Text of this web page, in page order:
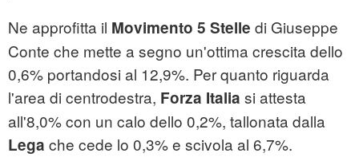
Ne approfitta il Movimento 5 Stelle di Giuseppe
Conte che mette a segno un'ottima crescita dello
0,6% portandosi al 12,9%. Per quanto riguarda
l'area di centrodestra, Forza Italia si attesta
all'8,0% con un calo dello 0,2%, tallonata dalla
Lega che cede lo 0,3% e scivola al 6,7%.